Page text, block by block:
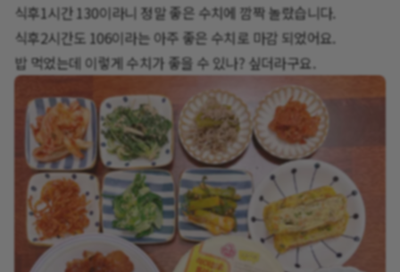
식후1시간 130이라니 정말 좋은 수치에 깜짝 놀랐습니다.
식후2시간도 106이라는 아주 좋은 수치로 마감 되었어요.
밥 먹었는데 이렇게 수치가 좋을 수 있나? 싶더라구요.